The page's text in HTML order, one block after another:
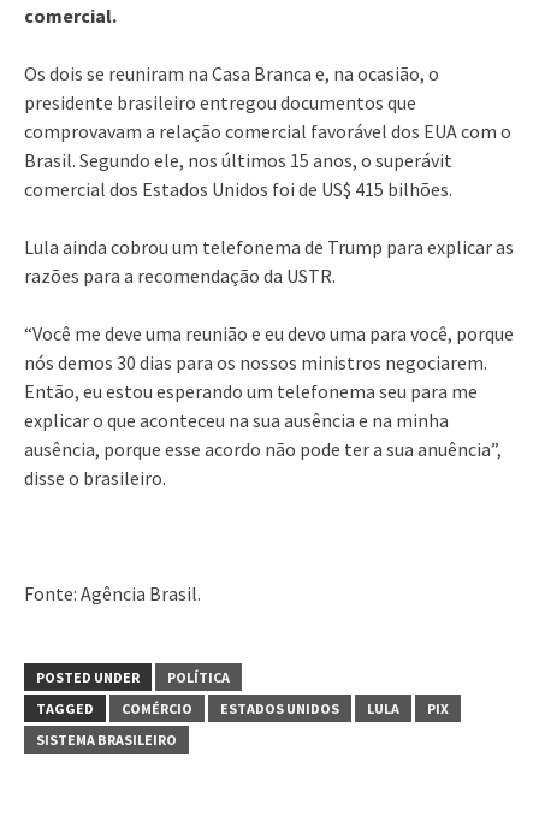
comercial.
Os dois se reuniram na Casa Branca e, na ocasião, o
presidente brasileiro entregou documentos que
comprovavam a relação comercial favorável dos EUA com o
Brasil. Segundo ele, nos últimos 15 anos, o superávit
comercial dos Estados Unidos foi de US$ 415 bilhões.
Lula ainda cobrou um telefonema de Trump para explicar as
razões para a recomendação da USTR.
“Você me deve uma reunião e eu devo uma para você, porque
nós demos 30 dias para os nossos ministros negociarem.
Então, eu estou esperando um telefonema seu para me
explicar o que aconteceu na sua ausência e na minha
ausência, porque esse acordo não pode ter a sua anuência”,
disse o brasileiro.
Fonte: Agência Brasil.
POSTED UNDER
POLÍTICA
TAGGED
COMÉRCIO ESTADOS UNIDOS LULA
PIX
SISTEMA BRASILEIRO